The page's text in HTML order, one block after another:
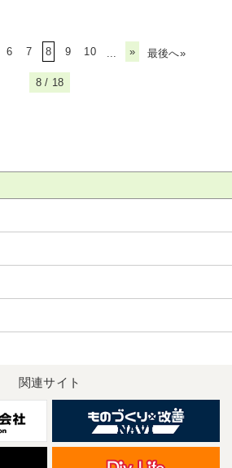
8 / 18
6 7 8 9 10 ... » 最後へ»
関連サイト